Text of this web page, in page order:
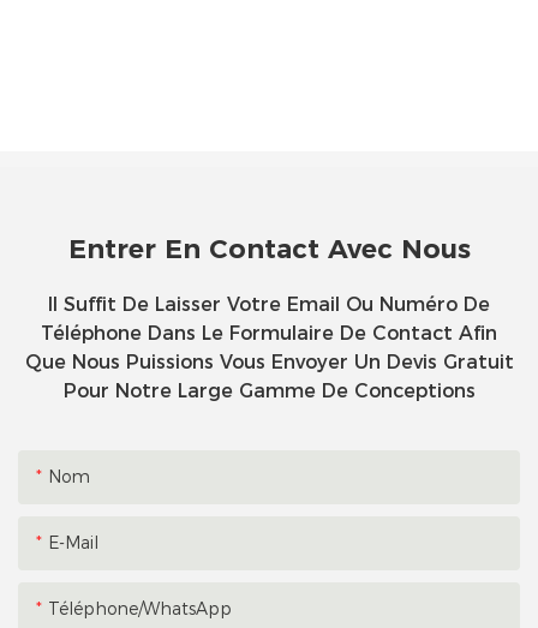
Entrer En Contact Avec Nous
Il Suffit De Laisser Votre Email Ou Numéro De
Téléphone Dans Le Formulaire De Contact Afin
Que Nous Puissions Vous Envoyer Un Devis Gratuit
Pour Notre Large Gamme De Conceptions
Nom
E-Mail
Téléphone/WhatsApp